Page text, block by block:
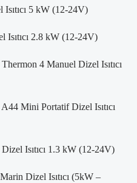
5 kW (12-24V)
Isıtıcı 2.8 kW (12-24V)
4 Manuel Dizel Isıtıcı
Mini Portatif Dizel Isıtıcı
Isıtıcı 1.3 kW (12-24V)
Dizel Isıtıcı (5kW –